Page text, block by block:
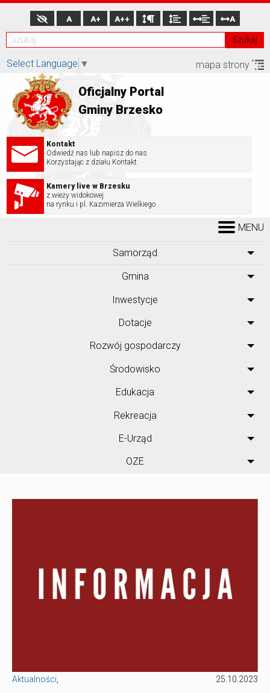
Szukaj
A A+ A++ A
Select Language ▼ mapa strony
Oficjalny Portal
Gminy Brzesko
Kontakt
Odwiedź nas lub napisz do nas
Korzystając z działu Kontakt
Kamery live w Brzesku
z wieży widokowej
na rynku i pl. Kazimierza Wielkiego
MENU
Samorząd
Gmina
Inwestycje
Dotacje
Rozwój gospodarczy
Środowisko
Edukacja
Rekreacja
E-Urząd
OZE
Aktualności 25.10.2023